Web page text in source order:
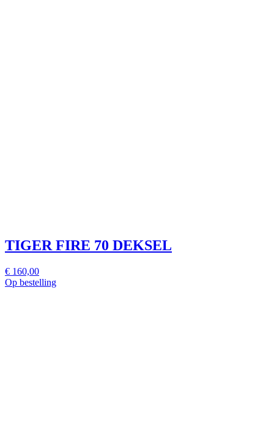
TIGER FIRE 70 DEKSEL
€ 160,00
Op bestelling